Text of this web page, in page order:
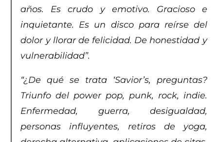
años. Es crudo y emotivo. Gracioso e
inquietante. Es un disco para reírse del
dolor y llorar de felicidad. De honestidad y
vulnerabilidad”.
“¿De qué se trata ‘Savior’s, preguntas?
Triunfo del power pop, punk, rock, indie.
Enfermedad, guerra, desigualdad,
personas influyentes, retiros de yoga,